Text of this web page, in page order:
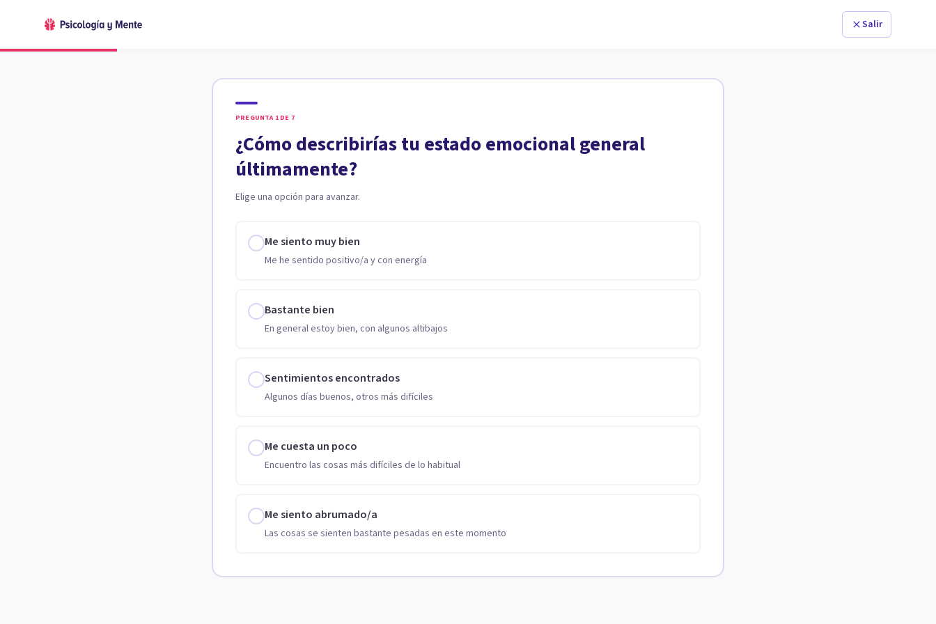
Salir
PREGUNTA 1 DE 7
¿Cómo describirías tu estado emocional general
últimamente?
Elige una opción para avanzar.
Me siento muy bien
Me he sentido positivo/a y con energía
Bastante bien
En general estoy bien, con algunos altibajos
Sentimientos encontrados
Algunos días buenos, otros más difíciles
Me cuesta un poco
Encuentro las cosas más difíciles de lo habitual
Me siento abrumado/a
Las cosas se sienten bastante pesadas en este momento